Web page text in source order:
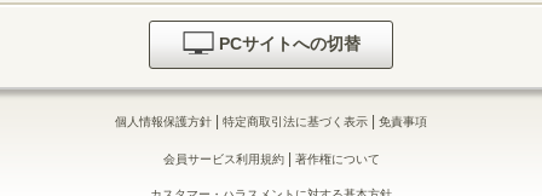
PCサイトへの切替
個人情報保護方針 | 特定商取引法に基づく表示 | 免責事項
会員サービス利用規約| 著作権について